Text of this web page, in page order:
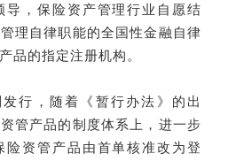
导，保险资产管理行业自愿结
理自律职能的全国性金融自律
品的指定注册机构。
行，随着《暂行办法》的出
管产品的制度体系上，进一步
险资管产品由首单核准改为登